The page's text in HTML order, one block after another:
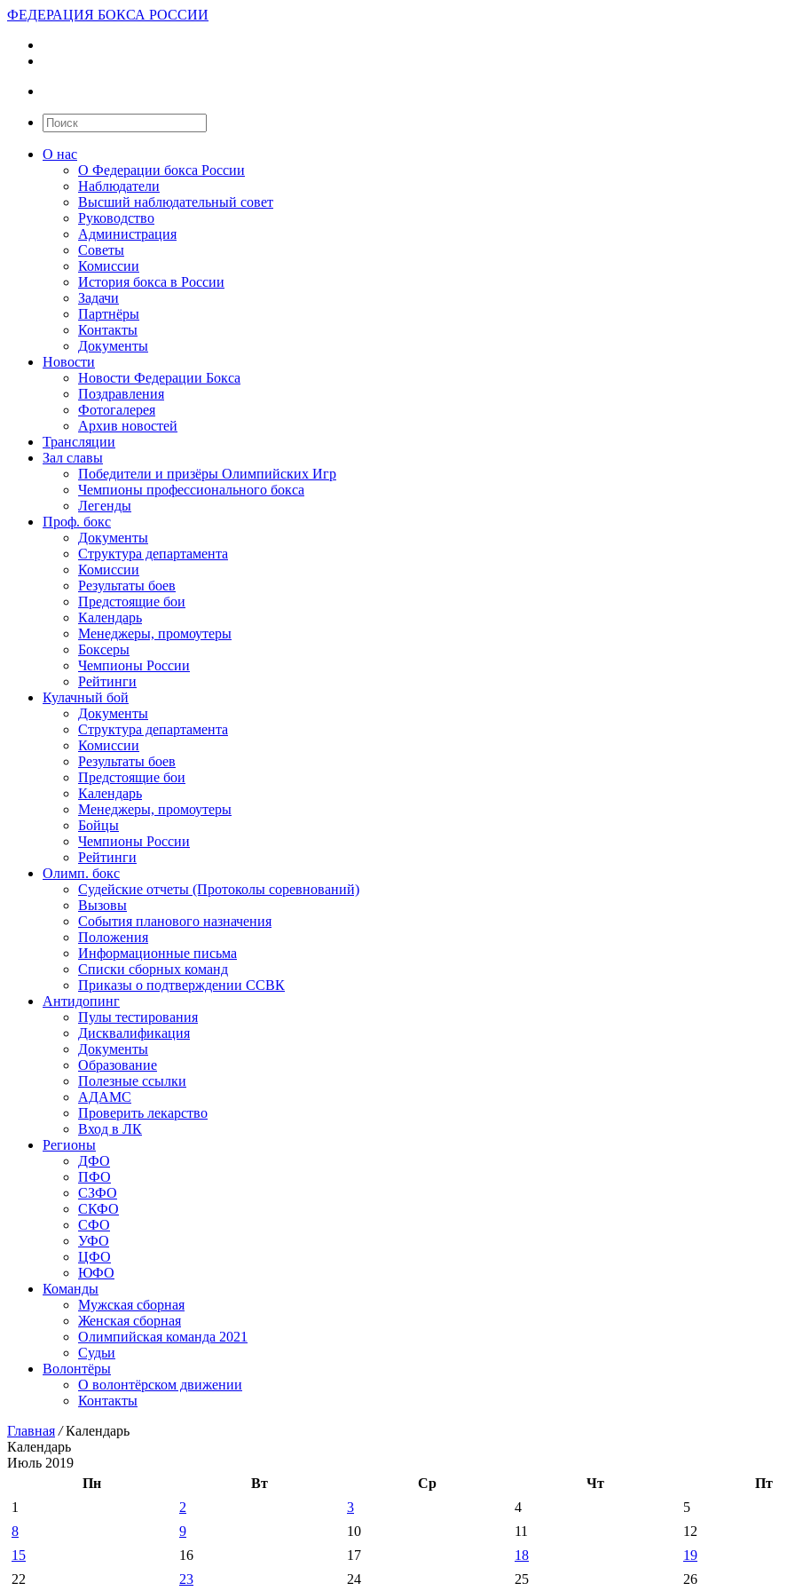
ФЕДЕРАЦИЯ БОКСА РОССИИ
О нас
О Федерации бокса России
Наблюдатели
Высший наблюдательный совет
Руководство
Администрация
Советы
Комиссии
История бокса в России
Задачи
Партнёры
Контакты
Документы
Новости
Новости Федерации Бокса
Поздравления
Фотогалерея
Архив новостей
Трансляции
Зал славы
Победители и призёры Олимпийских Игр
Чемпионы профессионального бокса
Легенды
Проф. бокс
Документы
Структура департамента
Комиссии
Результаты боев
Предстоящие бои
Календарь
Менеджеры, промоутеры
Боксеры
Чемпионы России
Рейтинги
Кулачный бой
Документы
Структура департамента
Комиссии
Результаты боев
Предстоящие бои
Календарь
Менеджеры, промоутеры
Бойцы
Чемпионы России
Рейтинги
Олимп. бокс
Судейские отчеты (Протоколы соревнований)
Вызовы
События планового назначения
Положения
Информационные письма
Списки сборных команд
Приказы о подтверждении ССВК
Антидопинг
Пулы тестирования
Дисквалификация
Документы
Образование
Полезные ссылки
АДАМС
Проверить лекарство
Вход в ЛК
Регионы
ДФО
ПФО
СЗФО
СКФО
СФО
УФО
ЦФО
ЮФО
Команды
Мужская сборная
Женская сборная
Олимпийская команда 2021
Судьи
Волонтёры
О волонтёрском движении
Контакты
Главная /Календарь
Календарь
Июль 2019
Пн
Вт Ср Чт
Пт
1
2 3 4
5
8
9 10 11
12
15
16 17 18
19
22
23 24 25
26